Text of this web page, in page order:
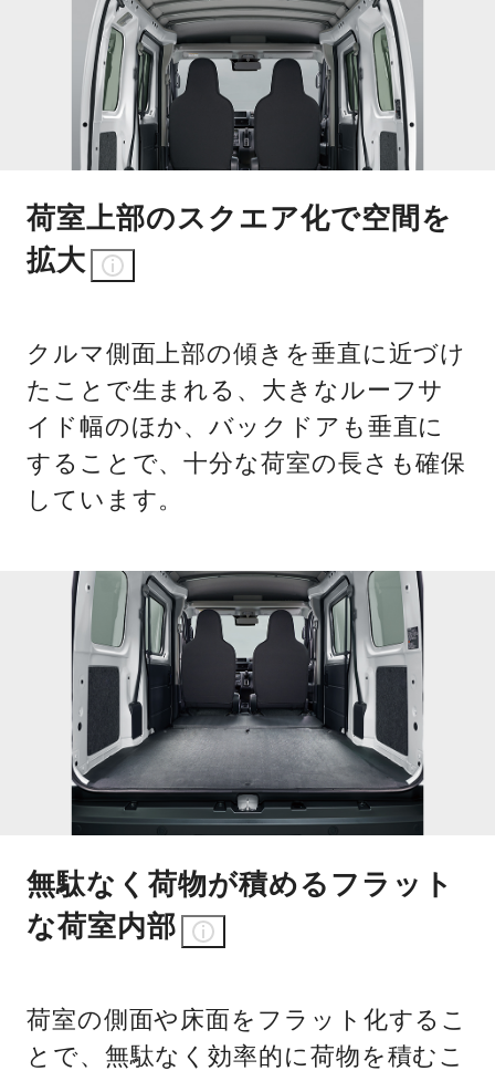
荷室上部のスクエア化で空間を
拡大
クルマ側面上部の傾きを垂直に近づけ
たことで生まれる、大きなルーフサ
イド幅のほか、バックドアも垂直に
することで、十分な荷室の長さも確保
しています。
無駄なく荷物が積めるフラット
な荷室内部
荷室の側面や床面をフラット化するこ
とで、無駄なく効率的に荷物を積むこ